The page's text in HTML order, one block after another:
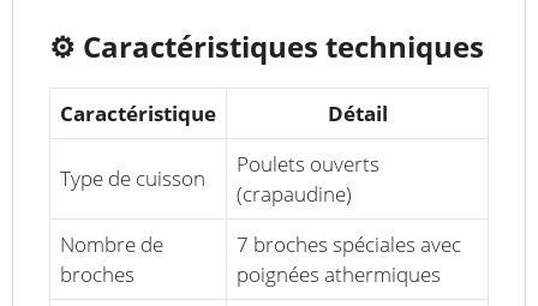
⚙️ Caractéristiques techniques
Caractéristique Détail
Type de cuisson
Poulets ouverts
(crapaudine)
Nombre de
broches
7 broches spéciales avec
poignées athermiques